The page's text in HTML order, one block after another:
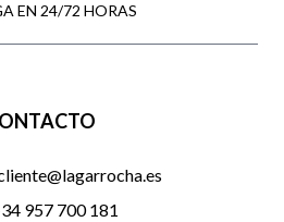
EN 24/72 HORAS
957 700 181